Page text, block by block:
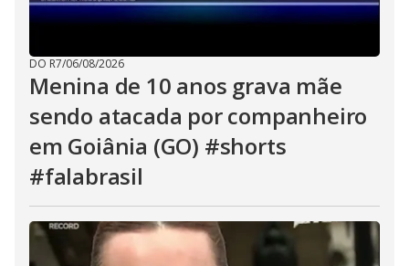
DO R7/06/08/2026
Menina de 10 anos grava mãe
sendo atacada por companheiro
em Goiânia (GO) #shorts
#falabrasil